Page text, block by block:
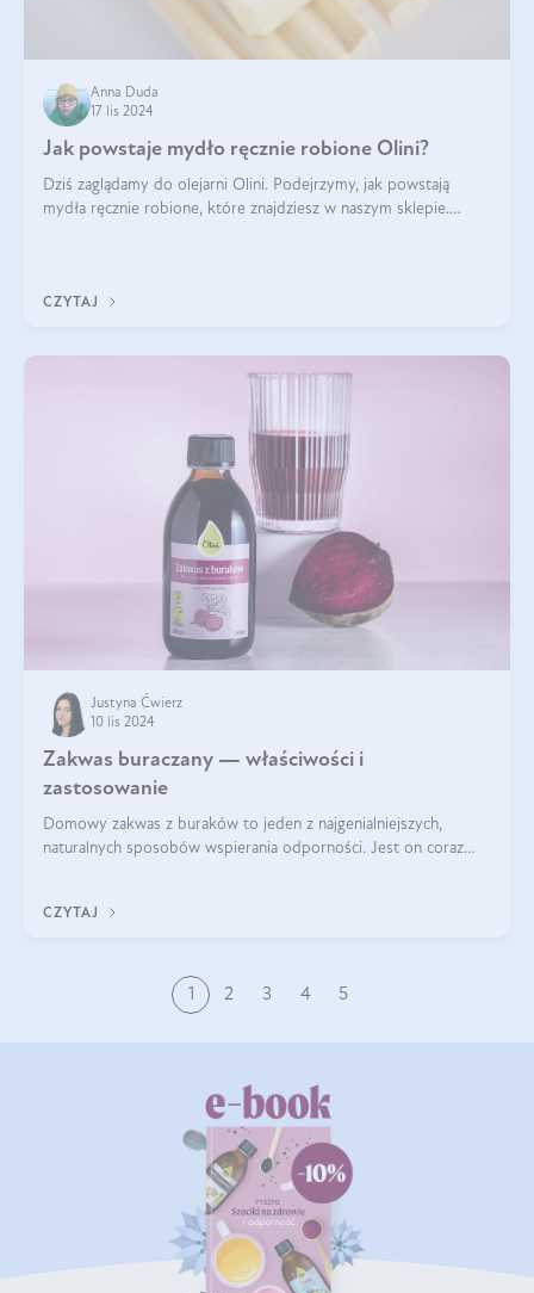
Anna Duda
17 lis 2024
Jak powstaje mydło ręcznie robione Olini?
Dziś zaglądamy do olejarni Olini. Podejrzymy, jak powstają
mydła ręcznie robione, które znajdziesz w naszym sklepie.
CZYTAJ
Justyna Ćwierz
10 lis 2024
Zakwas buraczany — właściwości i
zastosowanie
Domowy zakwas z buraków to jeden z najgenialniejszych,
naturalnych sposobów wspierania odporności. Jest on coraz
CZYTAJ
1 2 3 4 5